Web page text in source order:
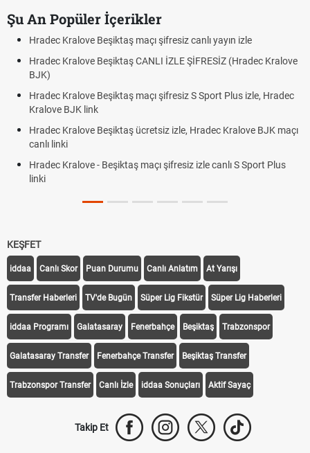
Şu An Popüler İçerikler
Hradec Kralove Beşiktaş maçı şifresiz canlı yayın izle
Hradec Kralove Beşiktaş CANLI İZLE ŞİFRESİZ (Hradec Kralove
BJK)
Hradec Kralove Beşiktaş maçı şifresiz S Sport Plus izle, Hradec
Kralove BJK link
Hradec Kralove Beşiktaş ücretsiz izle, Hradec Kralove BJK maçı
canlı linki
Hradec Kralove - Beşiktaş maçı şifresiz izle canlı S Sport Plus
linki
KEŞFET
iddaa Canlı Skor Puan Durumu Canlı Anlatım At Yarışı
Transfer Haberleri TV'de Bugün Süper Lig Fikstür Süper Lig Haberleri
iddaa Programı Galatasaray Fenerbahçe Beşiktaş Trabzonspor
Galatasaray Transfer Fenerbahçe Transfer Beşiktaş Transfer
Trabzonspor Transfer Canlı İzle iddaa Sonuçları Aktif Sayaç
Takip Et